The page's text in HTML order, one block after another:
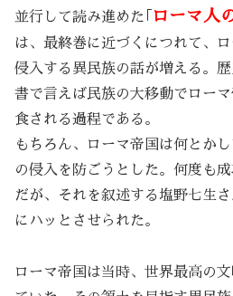
並行して読み進めた｢ ローマ人
は、最終巻に近づくにつれて、
侵入する異民族の話が増える。
書で言えば民族の大移動でロー
食される過程である。
もちろん、ローマ帝国は何とか
の侵入を防ごうとした。何度も
だが、それを叙述する塩野七生
にハッとさせられた。
ローマ帝国は当時、世界最高の